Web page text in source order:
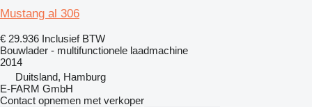
Mustang al 306
€ 29.936 Inclusief BTW
Bouwlader - multifunctionele laadmachine
2014
Duitsland, Hamburg
E-FARM GmbH
Contact opnemen met verkoper